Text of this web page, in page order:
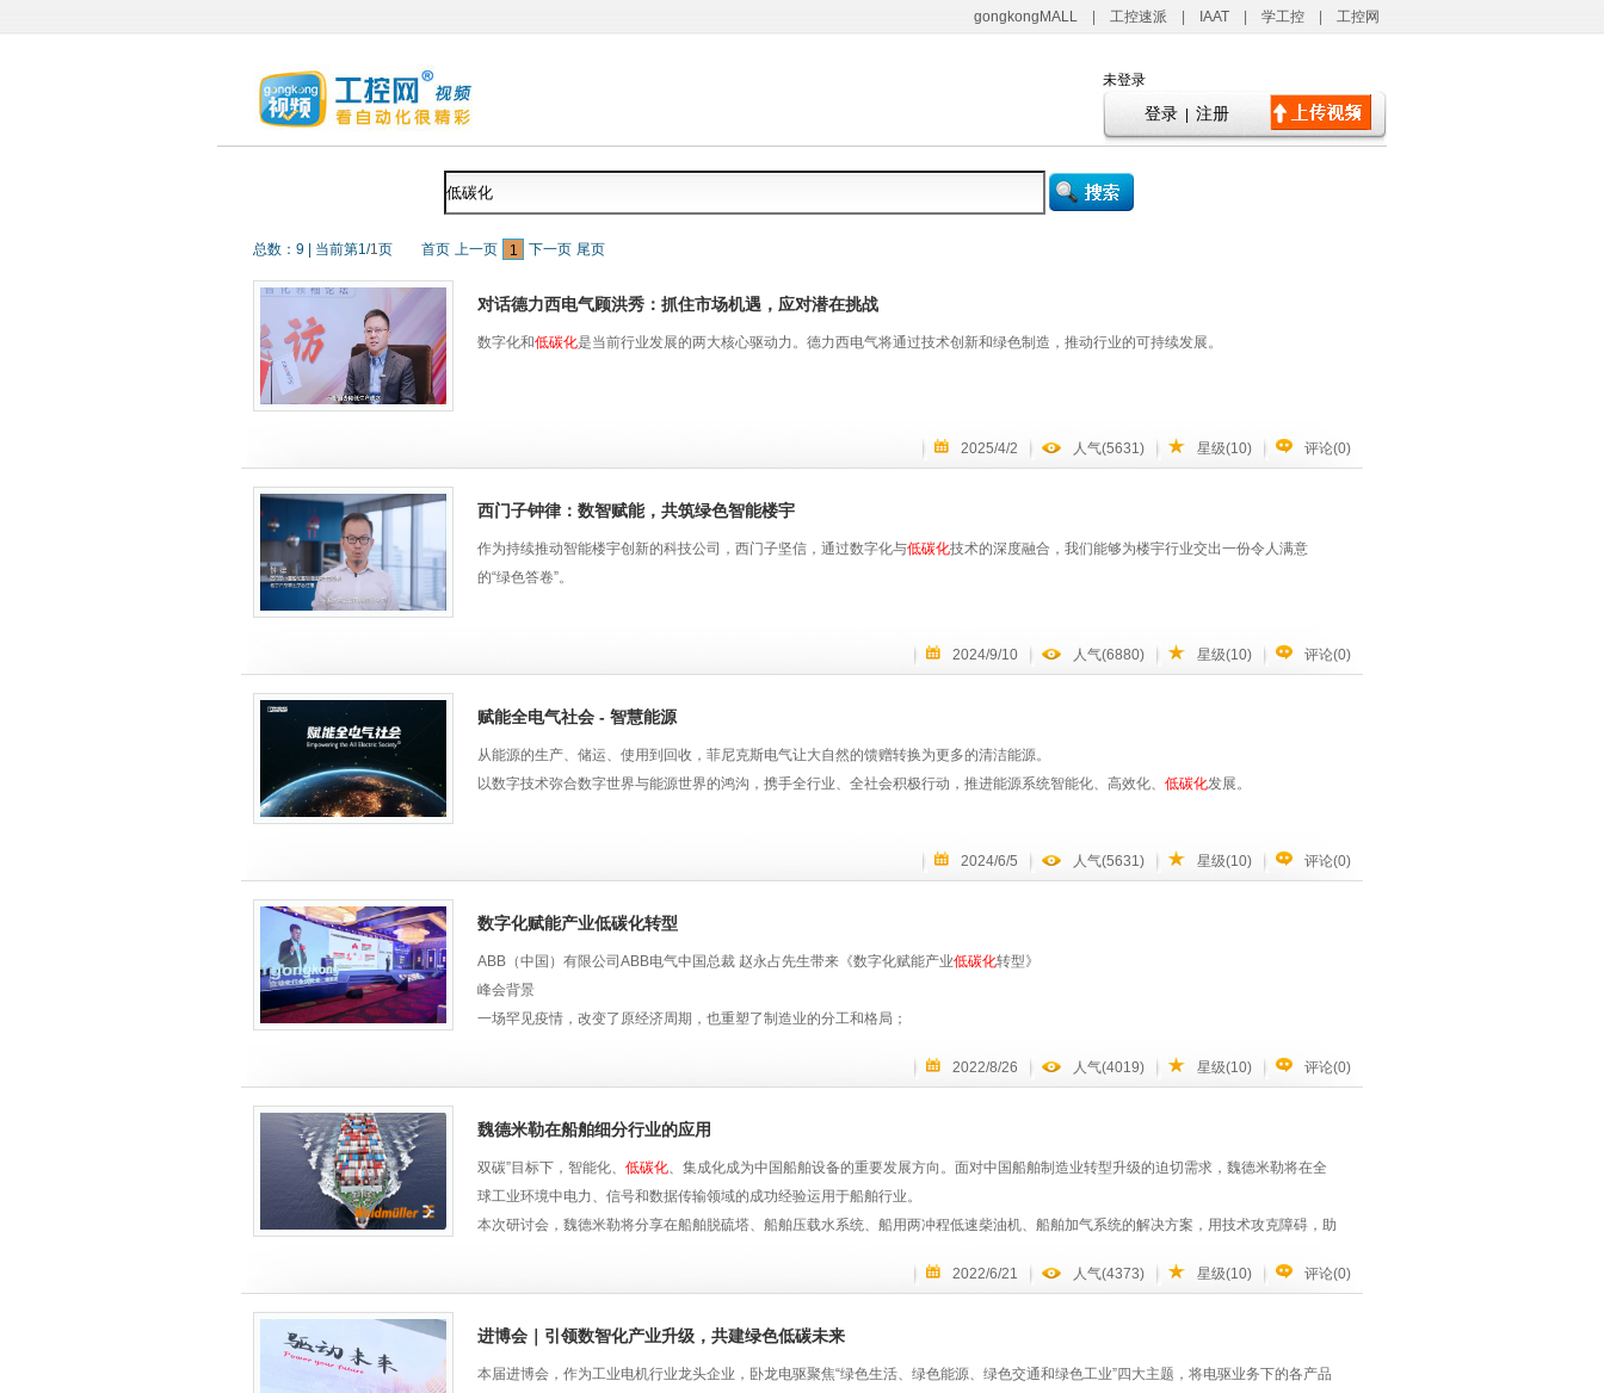
工控网
学工控
IAAT
工控速派
gongkongMALL
未登录
登录 注册
总数： 9 当前第1/1页 首页 上一页 1 下一页 尾页
对话德力西电气顾洪秀：抓住市场机遇，应对潜在挑战
数字化和低碳化是当前行业发展的两大核心驱动力。德力西电气将通过技术创新和绿色制造，推动行业的可持续发展。
2025/4/2 人气(5631) 星级(10) 评论(0)
西门子钟律：数智赋能，共筑绿色智能楼宇
作为持续推动智能楼宇创新的科技公司，西门子坚信，通过数字化与低碳化技术的深度融合，我们能够为楼宇行业交出一份令人满意
的“绿色答卷”。
2024/9/10 人气(6880) 星级(10) 评论(0)
赋能全电气社会 - 智慧能源
从能源的生产、储运、使用到回收，菲尼克斯电气让大自然的馈赠转换为更多的清洁能源。
以数字技术弥合数字世界与能源世界的鸿沟，携手全行业、全社会积极行动，推进能源系统智能化、高效化、 低碳化发展。
2024/6/5 人气(5631) 星级(10) 评论(0)
数字化赋能产业低碳化转型
ABB（中国）有限公司ABB电气中国总裁 赵永占先生带来《数字化赋能产业低碳化转型》
峰会背景
一场罕见疫情，改变了原经济周期，也重塑了制造业的分工和格局；
开启新周期，定位新制造，发起新动力——2022中国自动化+数字化产业年会强势回归线下举办，届时，中国工控网将联袂权威机构，解
读最新宏观经济和中观制造环境，发布全新的自动化市场白皮书、新制造行业市场报告，以及自动化+数字化50强年排行榜。同时，知名
专家和领军企业负责人将再聚“领袖论坛”，共论新周期下企业发展大计和产业发展大势。
2022/8/26 人气(4019) 星级(10) 评论(0)
魏德米勒在船舶细分行业的应用
双碳”目标下，智能化、 低碳化、集成化成为中国船舶设备的重要发展方向。面对中国船舶制造业转型升级的迫切需求，魏德米勒将在全
球工业环境中电力、信号和数据传输领域的成功经验运用于船舶行业。
本次研讨会，魏德米勒将分享在船舶脱硫塔、船舶压载水系统、船用两冲程低速柴油机、船舶加气系统的解决方案，用技术攻克障碍，助
和服务。魏德米勒扎根于这些行业和市场，对未来的技术挑战胸有成竹。
2022/6/21 人气(4373) 星级(10) 评论(0)
进博会｜引领数智化产业升级，共建绿色低碳未来
本届进博会，作为工业电机行业龙头企业，卧龙电驱聚焦“绿色生活、绿色能源、绿色交通和绿色工业”四大主题，将电驱业务下的各产品